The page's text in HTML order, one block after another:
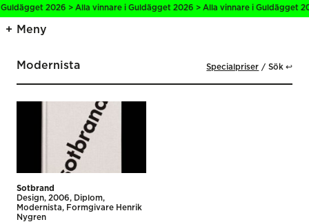
2026 > Alla vinnare i Guldägget 2026 > Alla vinnare i Guldägget
Meny
Modernista Specialpriser Sök ↩
Sotbrand
Design 2006
Diplom
Modernista
Formgivare Henrik
Nygren